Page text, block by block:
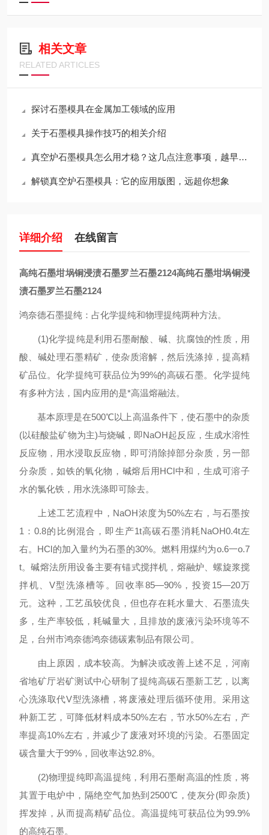
相关文章
RELATED ARTICLES
探讨石墨模具在金属加工领域的应用
关于石墨模具操作技巧的相关介绍
真空炉石墨模具怎么用才稳？这几点注意事项，越早知道越省心
解锁真空炉石墨模具：它的应用版图，远超你想象
详细介绍 在线留言
高纯石墨坩埚铜浸渍石墨罗兰石墨2124高纯石墨坩埚铜浸
渍石墨罗兰石墨2124
鸿奈德石墨提纯：占化学提纯和物理提纯两种方法。
(1)化学提纯是利用石墨耐酸、碱、抗腐蚀的性质，用
酸、碱处理石墨精矿，使杂质溶解，然后洗涤掉，提高精
矿品位。化学提纯可获品位为99%的高碳石墨。化学提纯
有多种方法，国内应用的是*高温熔融法。
基本原理是在500℃以上高温条件下，使石墨中的杂质
(以硅酸盐矿物为主)与烧碱，即NaOH起反应，生成水溶性
反应物，用水浸取反应物，即可消除掉部分杂质，另一部
分杂质，如铁的氧化物，碱熔后用HCl中和，生成可溶子
水的氯化铁，用水洗涤即可除去。
上述工艺流程中，NaOH浓度为50%左右，与石墨按
1：0.8的比例混合，即生产1t高碳石墨消耗NaOH0.4t左
右。HCl的加入量约为石墨的30%。燃料用煤约为o.6一o.7
t。碱熔法所用设备主要有锚式搅拌机，熔融炉、螺旋浆搅
拌机、V型洗涤槽等。回收率85—90%，投资15—20万
元。这种，工艺虽较优良，但也存在耗水量大、石墨流失
多，生产率较低，耗碱量大，且排放的废液污染环境等不
足，台州市鸿奈德鸿奈德碳素制品有限公司。
由上原因，成本较高。为解决或改善上述不足，河南
省地矿厅岩矿测试中心研制了提纯高碳石墨新工艺，以离
心洗涤取代V型洗涤槽，将废液处理后循环使用。采用这
种新工艺，可降低材料成本50%左右，节水50%左右，产
率提高10%左右，并减少了废液对环境的污染。石墨固定
碳含量大于99%，回收率达92.8%。
(2)物理提纯即高温提纯，利用石墨耐高温的性质，将
其置于电炉中，隔绝空气加热到2500℃，使灰分(即杂质)
挥发掉，从而提高精矿品位。高温提纯可获品位为99.9%
的高纯石墨。